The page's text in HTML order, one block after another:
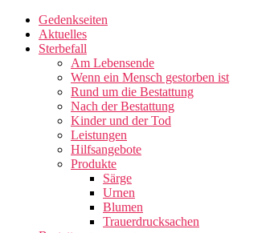
Gedenkseiten
Aktuelles
Sterbefall
Am Lebensende
Wenn ein Mensch gestorben ist
Rund um die Bestattung
Nach der Bestattung
Kinder und der Tod
Leistungen
Hilfsangebote
Produkte
Särge
Urnen
Blumen
Trauerdrucksachen